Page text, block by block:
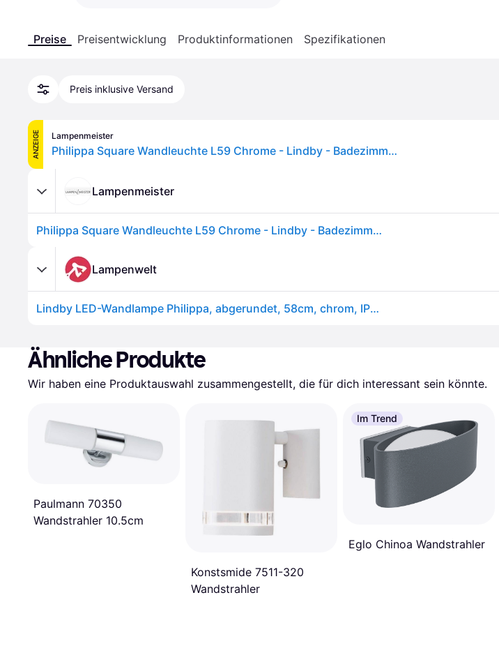
Preise Preisentwicklung Produktinformationen Spezifikationen
Preis inklusive Versand
ANZEIGE Lampenmeister
Philippa Square Wandleuchte L59 Chrome - Lindby - Badezimmer - Modern - Metall - Eckig
Lampenmeister
Philippa Square Wandleuchte L59 Chrome - Lindby - Badezimmer - Modern - Metall - Eckig
Lampenwelt
Lindby LED-Wandlampe Philippa, abgerundet, 58cm, chrom, IP44 - chrom, weiß
Ähnliche Produkte
Wir haben eine Produktauswahl zusammengestellt, die für dich interessant sein könnte.
Paulmann 70350
Wandstrahler 10.5cm
Konstsmide 7511-320
Wandstrahler
Im Trend
Eglo Chinoa Wandstrahler